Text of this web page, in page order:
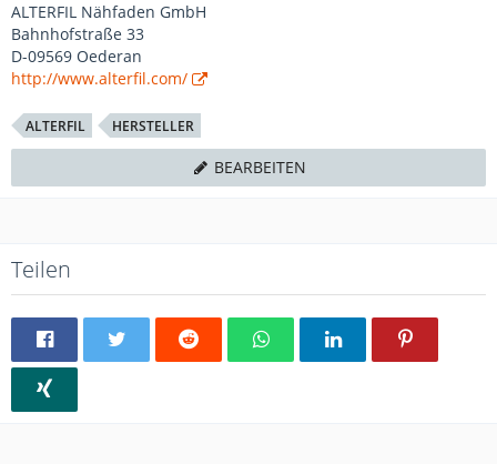
ALTERFIL Nähfaden GmbH
Bahnhofstraße 33
D-09569 Oederan
http://www.alterfil.com/
ALTERFIL HERSTELLER
BEARBEITEN
Teilen